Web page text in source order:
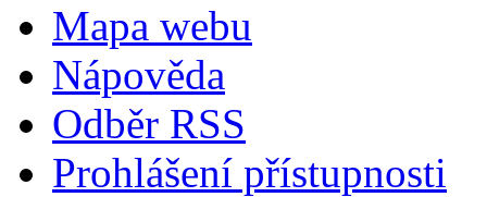
Mapa webu
Nápověda
Odběr RSS
Prohlášení přístupnosti